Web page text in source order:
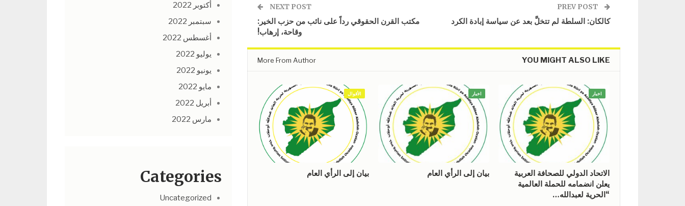
كالكان: السلطة لم تتخلَّ بعد عن سياسة إبادة الكرد
NEXT POST
مكتب القرن الحقوقي رداً على نائب من حزب الخير:
وقاحة، إرهاب!
YOU MIGHT ALSO LIKE
More From Author
اخبار
الاتحاد الدولي للصحافة العربية
يعلن انضمامه للحملة العالمية
“الحرية لعبدالله…
اخبار
بيان إلى الرأي العام
الأقوال
بيان إلى الرأي العام
أكتوبر 2022
سبتمبر 2022
أغسطس 2022
يوليو 2022
يونيو 2022
مايو 2022
أبريل 2022
مارس 2022
Categories
Uncategorized